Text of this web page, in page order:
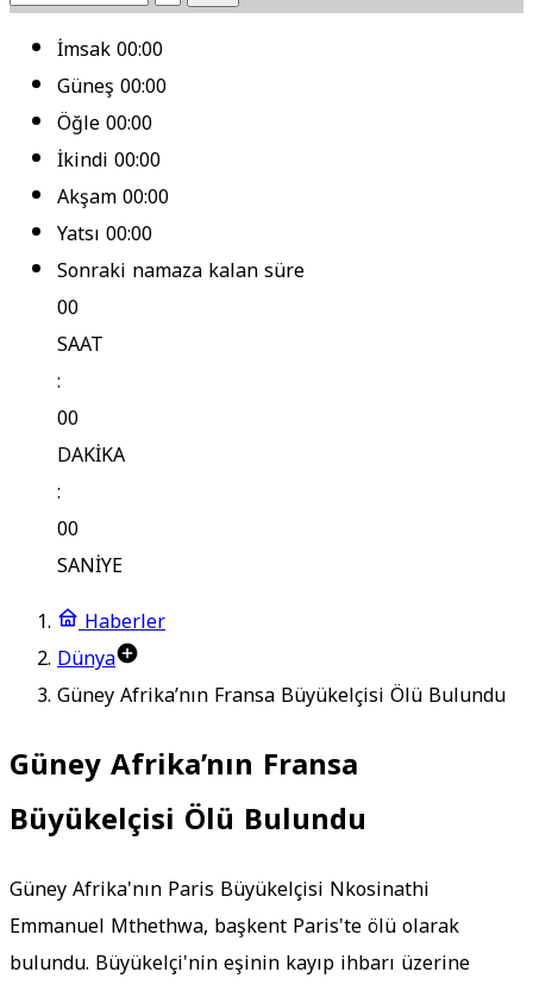
İmsak00:00
Güneş00:00
Öğle00:00
İkindi00:00
Akşam00:00
Yatsı00:00
Sonraki namaza kalan süre
00
SAAT
:
00
DAKİKA
:
00
SANİYE
Haberler
Dünya
Güney Afrika’nın Fransa Büyükelçisi Ölü Bulundu
Güney Afrika’nın Fransa
Büyükelçisi Ölü Bulundu
Güney Afrika'nın Paris Büyükelçisi Nkosinathi
Emmanuel Mthethwa, başkent Paris'te ölü olarak
bulundu. Büyükelçi'nin eşinin kayıp ihbarı üzerine